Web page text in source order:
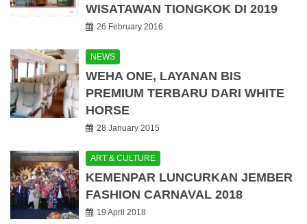
WISATAWAN TIONGKOK DI 2019
26 February 2016
NEWS
WEHA ONE, LAYANAN BIS
PREMIUM TERBARU DARI WHITE
HORSE
28 January 2015
ART & CULTURE
KEMENPAR LUNCURKAN JEMBER
FASHION CARNAVAL 2018
19 April 2018